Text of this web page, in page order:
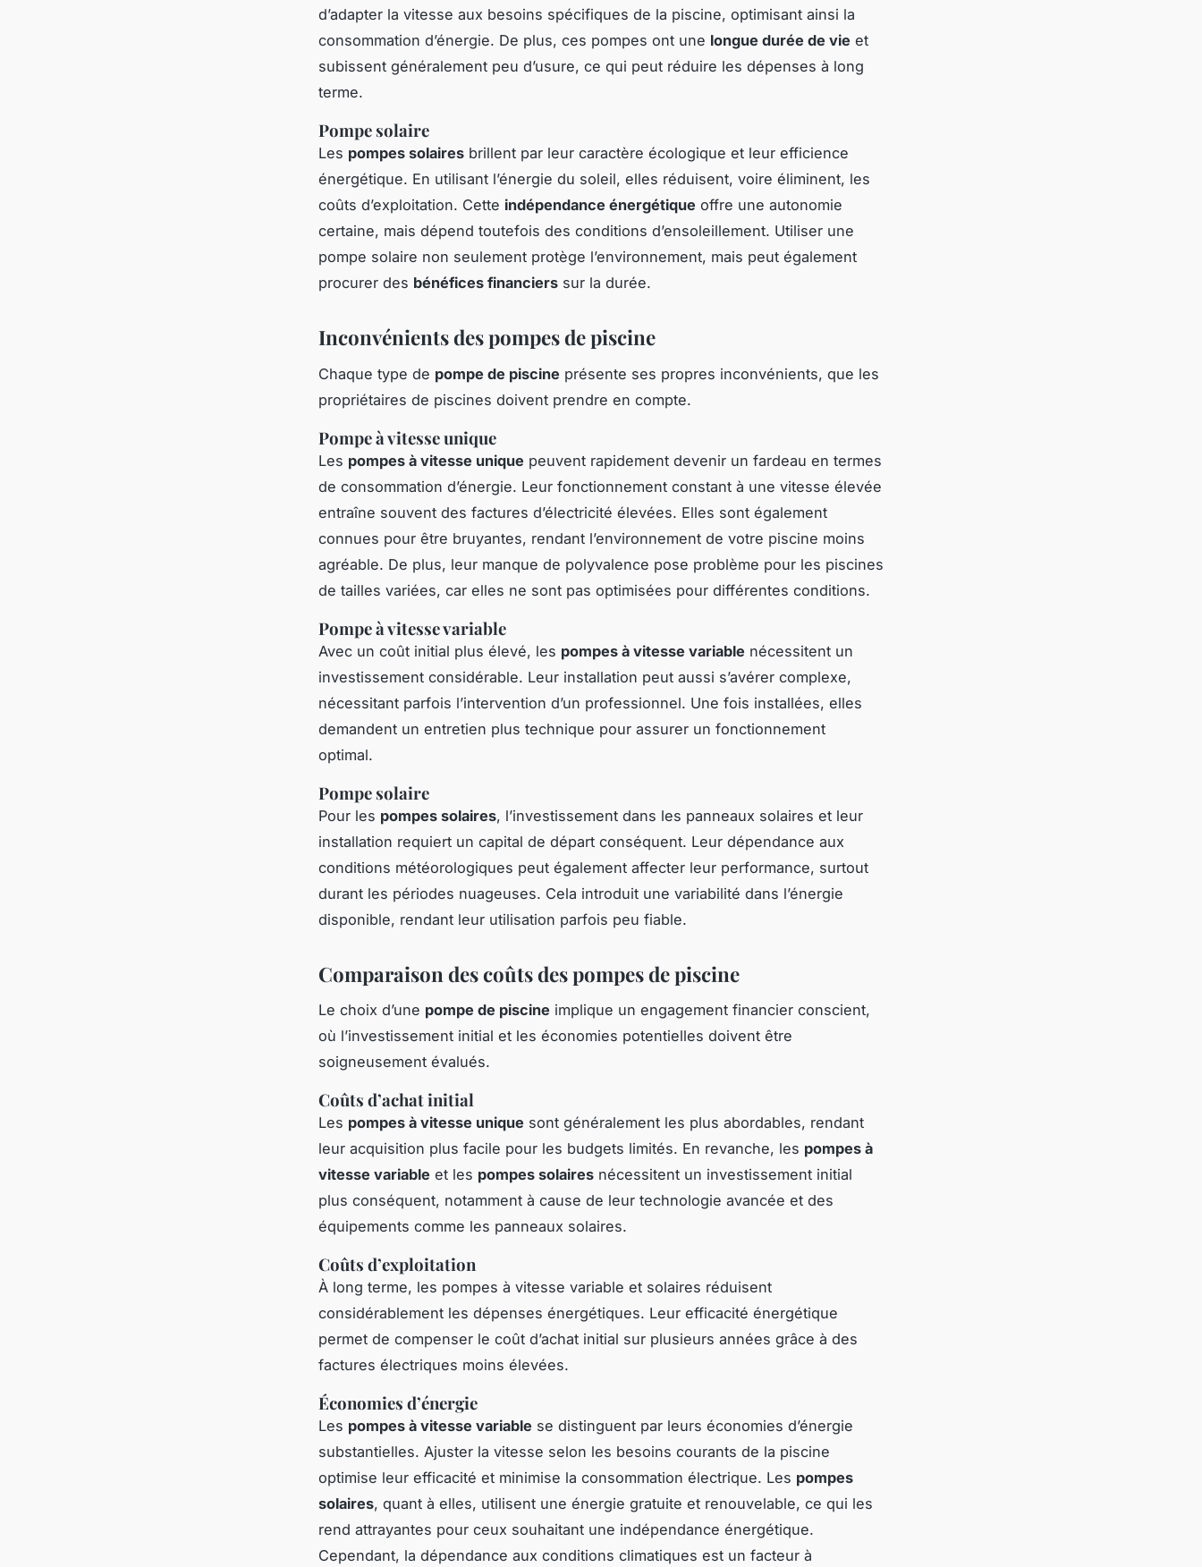
d’adapter la vitesse aux besoins spécifiques de la piscine, optimisant ainsi la
consommation d’énergie. De plus, ces pompes ont une longue durée de vie et
subissent généralement peu d’usure, ce qui peut réduire les dépenses à long
terme.
Pompe solaire
Les pompes solaires brillent par leur caractère écologique et leur efficience
énergétique. En utilisant l’énergie du soleil, elles réduisent, voire éliminent, les
coûts d’exploitation. Cette indépendance énergétique offre une autonomie
certaine, mais dépend toutefois des conditions d’ensoleillement. Utiliser une
pompe solaire non seulement protège l’environnement, mais peut également
procurer des bénéfices financiers sur la durée.
Inconvénients des pompes de piscine
Chaque type de pompe de piscine présente ses propres inconvénients, que les
propriétaires de piscines doivent prendre en compte.
Pompe à vitesse unique
Les pompes à vitesse unique peuvent rapidement devenir un fardeau en termes
de consommation d’énergie. Leur fonctionnement constant à une vitesse élevée
entraîne souvent des factures d’électricité élevées. Elles sont également
connues pour être bruyantes, rendant l’environnement de votre piscine moins
agréable. De plus, leur manque de polyvalence pose problème pour les piscines
de tailles variées, car elles ne sont pas optimisées pour différentes conditions.
Pompe à vitesse variable
Avec un coût initial plus élevé, les pompes à vitesse variable nécessitent un
investissement considérable. Leur installation peut aussi s’avérer complexe,
nécessitant parfois l’intervention d’un professionnel. Une fois installées, elles
demandent un entretien plus technique pour assurer un fonctionnement
optimal.
Pompe solaire
Pour les pompes solaires, l’investissement dans les panneaux solaires et leur
installation requiert un capital de départ conséquent. Leur dépendance aux
conditions météorologiques peut également affecter leur performance, surtout
durant les périodes nuageuses. Cela introduit une variabilité dans l’énergie
disponible, rendant leur utilisation parfois peu fiable.
Comparaison des coûts des pompes de piscine
Le choix d’une pompe de piscine implique un engagement financier conscient,
où l’investissement initial et les économies potentielles doivent être
soigneusement évalués.
Coûts d’achat initial
Les pompes à vitesse unique sont généralement les plus abordables, rendant
leur acquisition plus facile pour les budgets limités. En revanche, les pompes à
vitesse variable et les pompes solaires nécessitent un investissement initial
plus conséquent, notamment à cause de leur technologie avancée et des
équipements comme les panneaux solaires.
Coûts d’exploitation
À long terme, les pompes à vitesse variable et solaires réduisent
considérablement les dépenses énergétiques. Leur efficacité énergétique
permet de compenser le coût d’achat initial sur plusieurs années grâce à des
factures électriques moins élevées.
Économies d’énergie
Les pompes à vitesse variable se distinguent par leurs économies d’énergie
substantielles. Ajuster la vitesse selon les besoins courants de la piscine
optimise leur efficacité et minimise la consommation électrique. Les pompes
solaires, quant à elles, utilisent une énergie gratuite et renouvelable, ce qui les
rend attrayantes pour ceux souhaitant une indépendance énergétique.
Cependant, la dépendance aux conditions climatiques est un facteur à